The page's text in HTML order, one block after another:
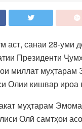
аст, санаи 28-уми
Президенти
миллат муҳтарам
Олии кишвар ироа
муҳтарам
Олӣ самтҳои